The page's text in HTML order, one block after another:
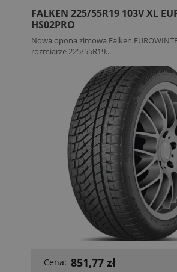
FALKEN 225/55R19 103V XL
HS02PRO
Nowa opona zimowa Falken
rozmiarze 225/55R19...
Cena: 851,77 zł